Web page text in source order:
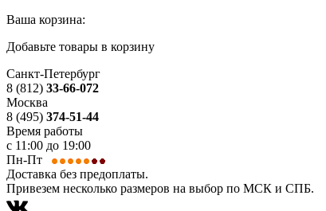
Ваша корзина:
Добавьте товары в корзину
Санкт-Петербург
8 (812) 33-66-072
Москва
8 (495) 374-51-44
Время работы
с 11:00 до 19:00
Пн-Пт
Доставка без предоплаты.
Привезем несколько размеров на выбор по МСК и СПБ.